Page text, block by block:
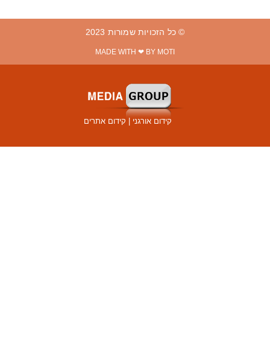
© כל הזכויות שמורות 2023
MADE WITH ❤ BY MOTI
קידום אורגני קידום אתרים